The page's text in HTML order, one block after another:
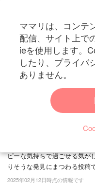
ママリは、コンテ
配信、サイト上で
ieを使用します。
したり、プライバ
ありません。
マ
カテゴリー一覧
妊活
妊娠
赤ちゃん・育児
病院
美容・ファッション
トップ トレンド・イベント
キッチンにまつわる
まり10万いいね「
この記事ではX(旧Twitter)で
のは菜々
れしいときは、どんなときで
ピーな気持ちで過ごせる気が
りそうな発見にまつわる投稿
2025年02月12日時点の情報です